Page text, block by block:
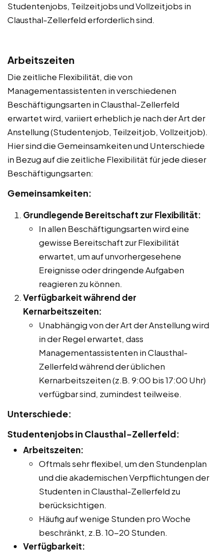
Studentenjobs, Teilzeitjobs und Vollzeitjobs in
Clausthal-Zellerfeld erforderlich sind.
Arbeitszeiten
Die zeitliche Flexibilität, die von
Managementassistenten in verschiedenen
Beschäftigungsarten in Clausthal-Zellerfeld
erwartet wird, variiert erheblich je nach der Art der
Anstellung (Studentenjob, Teilzeitjob, Vollzeitjob).
Hier sind die Gemeinsamkeiten und Unterschiede
in Bezug auf die zeitliche Flexibilität für jede dieser
Beschäftigungsarten:
Gemeinsamkeiten:
Grundlegende Bereitschaft zur Flexibilität:
In allen Beschäftigungsarten wird eine
gewisse Bereitschaft zur Flexibilität
erwartet, um auf unvorhergesehene
Ereignisse oder dringende Aufgaben
reagieren zu können.
Verfügbarkeit während der
Kernarbeitszeiten:
Unabhängig von der Art der Anstellung wird
in der Regel erwartet, dass
Managementassistenten in Clausthal-
Zellerfeld während der üblichen
Kernarbeitszeiten (z.B. 9:00 bis 17:00 Uhr)
verfügbar sind, zumindest teilweise.
Unterschiede:
Studentenjobs in Clausthal-Zellerfeld:
Arbeitszeiten:
Oftmals sehr flexibel, um den Stundenplan
und die akademischen Verpflichtungen der
Studenten in Clausthal-Zellerfeld zu
berücksichtigen.
Häufig auf wenige Stunden pro Woche
beschränkt, z.B. 10-20 Stunden.
Verfügbarkeit: